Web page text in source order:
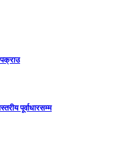
पक्राउ
पूर्वाधारसम्म